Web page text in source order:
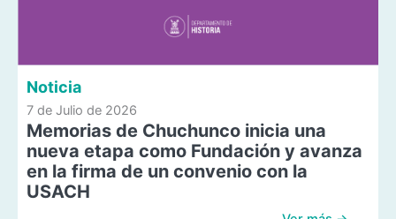
Noticia
7 de Julio de 2026
Memorias de Chuchunco inicia una
nueva etapa como Fundación y avanza
en la firma de un convenio con la
USACH